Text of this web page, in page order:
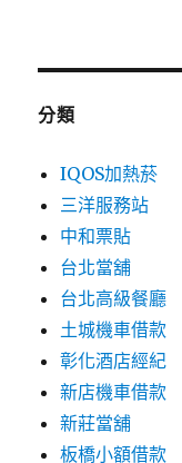
分類
IQOS加熱菸
三洋服務站
中和票貼
台北當舖
台北高級餐廳
土城機車借款
彰化酒店經紀
新店機車借款
新莊當舖
板橋小額借款